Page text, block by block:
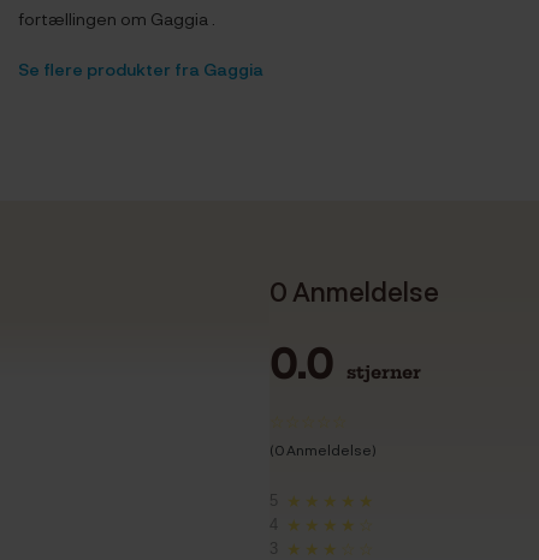
fortællingen om Gaggia .
Se flere produkter fra Gaggia
0 Anmeldelse
0.0 stjerner
(0 Anmeldelse)
5 ★★★★★
★★★★☆
3 ★★★☆☆